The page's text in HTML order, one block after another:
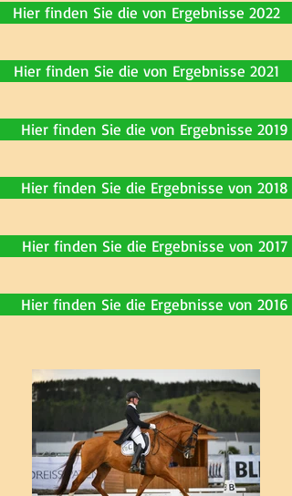
Hier finden Sie die von Ergebnisse 2022
Hier finden Sie die von Ergebnisse 2021
Hier finden Sie die von Ergebnisse 2019
Hier finden Sie die Ergebnisse von 2018
Hier finden Sie die Ergebnisse von 2017
Hier finden Sie die Ergebnisse von 2016